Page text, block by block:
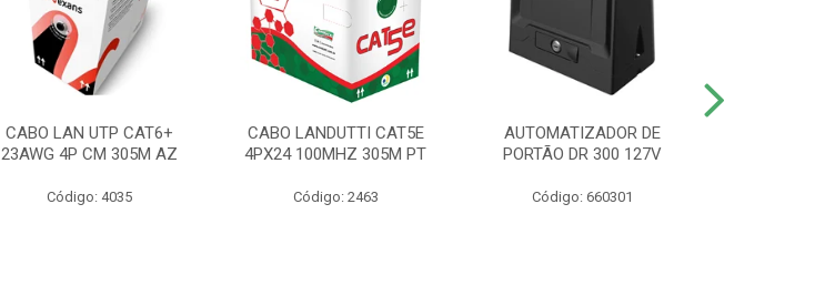
CABO LAN UTP CAT6+
23AWG 4P CM 305M AZ
Código: 4035
CABO LANDUTTI CAT5E
4PX24 100MHZ 305M PT
Código: 2463
AUTOMATIZADOR DE
PORTÃO DR 300 127V
Código: 660301